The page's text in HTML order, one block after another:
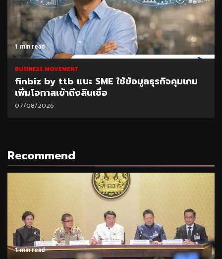
1 min read
BUSINESS MOVEMENT
finbiz by ttb แนะ SME ใช้ข้อมูลธุรกิจคุมเกม
เพิ่มโอกาสเข้าถึงสินเชื่อ
07/08/2026
Recommend
1 min read